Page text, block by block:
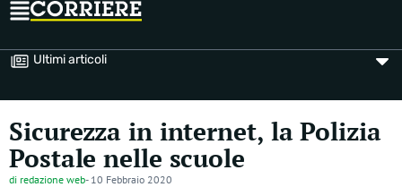
Ultimi articoli
Sicurezza in internet, la Polizia
Postale nelle scuole
di redazione web- 10 Febbraio 2020